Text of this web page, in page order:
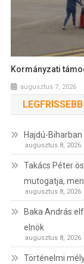
Kormányzati
augusztus 7, 2026
Hajdú-
augusztus 8, 2026
Takács Péter
mutogatja,
augusztus 8, 2026
Baka András
elnök
augusztus 8, 2026
Történelmi